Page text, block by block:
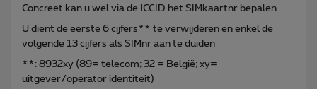
Concreet kan u wel via de ICCID het SIMkaartnr bepalen
U dient de eerste 6 cijfers** te verwijderen en enkel de
volgende 13 cijfers als SIMnr aan te duiden
**: 8932xy (89= telecom; 32 = België; xy=
uitgever/operator identiteit)